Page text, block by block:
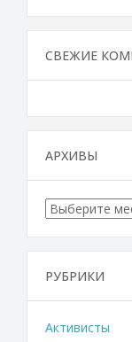
СВЕЖИЕ
АРХИВЫ
Архивы
РУБРИКИ
Активисты